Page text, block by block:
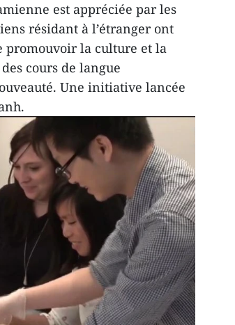
est appréciée par les
résidant à l’étranger ont
promouvoir la culture et la
cours de langue
Une initiative lancée